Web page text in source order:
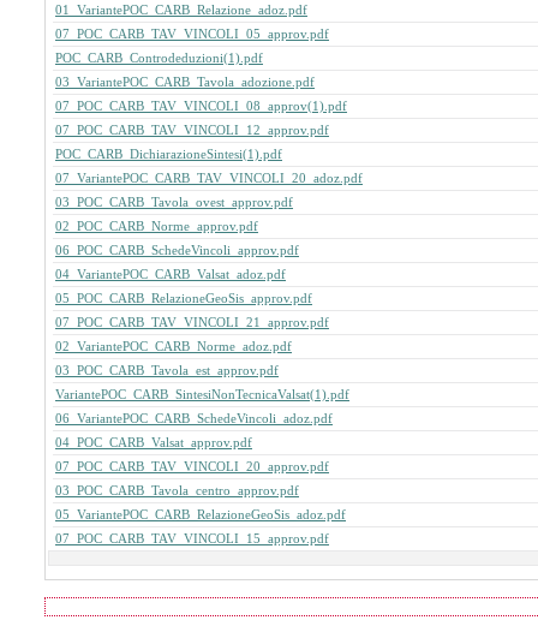
01_VariantePOC_CARB_Relazione_adoz.pdf
07_POC_CARB_TAV_VINCOLI_05_approv.pdf
POC_CARB_Controdeduzioni(1).pdf
03_VariantePOC_CARB_Tavola_adozione.pdf
07_POC_CARB_TAV_VINCOLI_08_approv(1).pdf
07_POC_CARB_TAV_VINCOLI_12_approv.pdf
POC_CARB_DichiarazioneSintesi(1).pdf
07_VariantePOC_CARB_TAV_VINCOLI_20_adoz.pdf
03_POC_CARB_Tavola_ovest_approv.pdf
02_POC_CARB_Norme_approv.pdf
06_POC_CARB_SchedeVincoli_approv.pdf
04_VariantePOC_CARB_Valsat_adoz.pdf
05_POC_CARB_RelazioneGeoSis_approv.pdf
07_POC_CARB_TAV_VINCOLI_21_approv.pdf
02_VariantePOC_CARB_Norme_adoz.pdf
03_POC_CARB_Tavola_est_approv.pdf
VariantePOC_CARB_SintesiNonTecnicaValsat(1).pdf
06_VariantePOC_CARB_SchedeVincoli_adoz.pdf
04_POC_CARB_Valsat_approv.pdf
07_POC_CARB_TAV_VINCOLI_20_approv.pdf
03_POC_CARB_Tavola_centro_approv.pdf
05_VariantePOC_CARB_RelazioneGeoSis_adoz.pdf
07_POC_CARB_TAV_VINCOLI_15_approv.pdf